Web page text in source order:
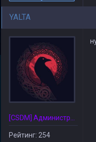
YALTA
Рейтинг: 254